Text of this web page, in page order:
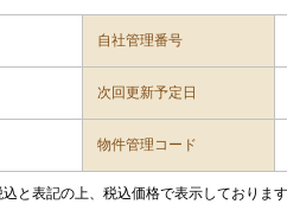
自社管理番号
次回更新予定日
物件管理コード
と表記の上、税込価格で表示しております